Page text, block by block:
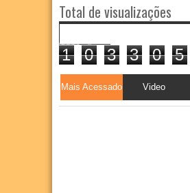
Total de visualizações
1 0 3 3 0 5
Mais Acessado Video